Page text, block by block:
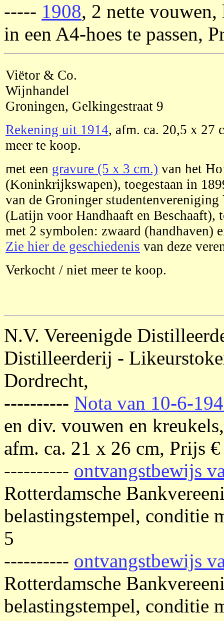
----- 1908, 2 nette
in een A4-hoes te passen,
Viëtor & Co.
Wijnhandel
Groningen, Gelkingestraat 9
Rekening uit 1914, afm. ca. 20,5 x 27
meer te koop.
met een gravure (5 x 3 cm.) van het
(Koninkrijkswapen), toegestaan in
van de Groninger
(Latijn voor Handhaaft en Beschaaft),
met 2 symbolen: zwaard (handhaven)
Zie hier de geschiedenis van deze
Verkocht / niet meer te koop.
N.V. Vereenigde
Distilleerderij -
Dordrecht,
---------- Nota van 10-6-
en div. vouwen en
afm. ca. 21 x 26 cm, Prijs
---------- ontvangstbewijs
Rotterdamsche
belastingstempel, conditie
5
---------- ontvangstbewijs
Rotterdamsche
belastingstempel, conditie